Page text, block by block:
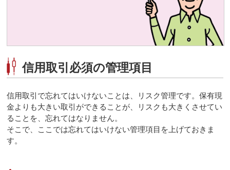
信用取引必須の管理項目
信用取引で忘れてはいけないことは、リスク管理です。保有現
金よりも大きい取引ができることが、リスクも大きくさせてい
ることを、忘れてはなりません。
そこで、ここでは忘れてはいけない管理項目を上げておきま
す。